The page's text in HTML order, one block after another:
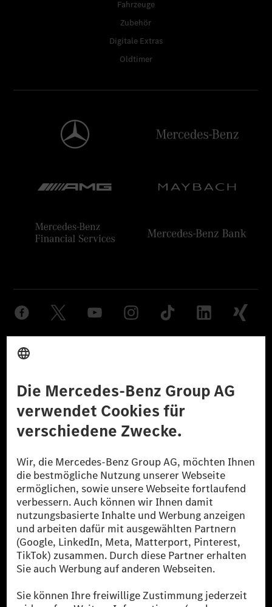
Fahrzeuge
Zubehör
Digitale Extras
Oldtimer
© 2026 Mercedes-Benz Group AG. Alle Rechte vorbehalten.
reduzierte CO₂-Emissionen bei der Mercedes-Benz Group durch
zertifizierte Ausgleichsprojekte kompensiert werden.
[2] Renewable Charging ist ein integraler Bestandteil von MB.CHARGE
Public in Europa, den USA, Kanada und China. Sofern an der jeweiligen
Ladestation noch kein Strom aus erneuerbaren Energien vorliegt,
verwendet Renewable Charging Grünstromzertifikate*. Diese stellen
sicher, dass für Ladevorgänge über MB.CHARGE Public eine äquivalente
Strommenge aus erneuerbaren Energien ins Stromnetz eingespeist wird.
Sie stammen ausschließlich aus Wind- und Solarkraftanlagen, die jünger
als sechs Jahre sind.
* Inkl. EKOenergy Ökolabel
* Die angegebenen Werte wurden nach dem vorgeschriebenen
Messverfahren WLTP (Worldwide harmonised Light vehicles Test